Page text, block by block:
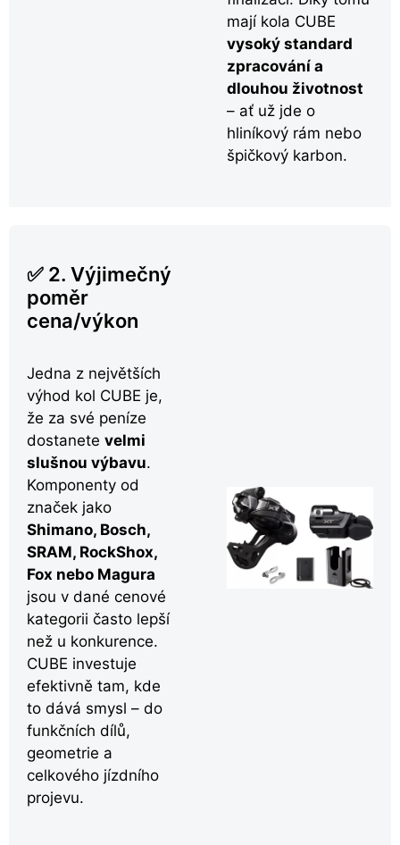
mají kola CUBE
vysoký standard
zpracování a
dlouhou životnost
– ať už jde o
hliníkový rám nebo
špičkový karbon.
✅ 2. Výjimečný
poměr
cena/výkon
Jedna z největších
výhod kol CUBE je,
že za své peníze
dostanete velmi
slušnou výbavu.
Komponenty od
značek jako
Shimano, Bosch,
SRAM, RockShox,
Fox nebo Magura
jsou v dané cenové
kategorii často lepší
než u konkurence.
CUBE investuje
efektivně tam, kde
to dává smysl – do
funkčních dílů,
geometrie a
celkového jízdního
projevu.